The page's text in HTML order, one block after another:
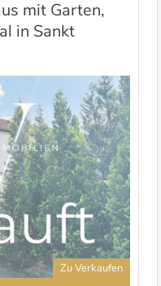
mit Garten,
in Sankt
Zu Verkaufen